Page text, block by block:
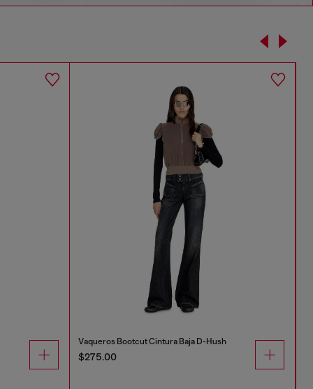
Vaqueros Bootcut Cintura Baja D-Hush
$275.00